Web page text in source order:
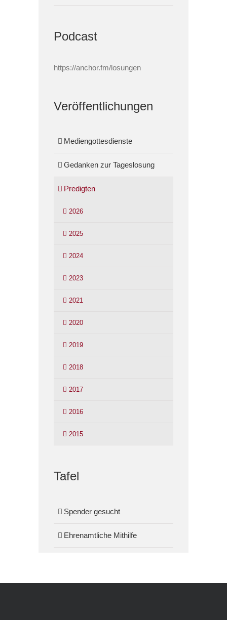
Podcast
https://anchor.fm/losungen
Veröffentlichungen
Mediengottesdienste
Gedanken zur Tageslosung
Predigten
2026
2025
2024
2023
2021
2020
2019
2018
2017
2016
2015
Tafel
Spender gesucht
Ehrenamtliche Mithilfe